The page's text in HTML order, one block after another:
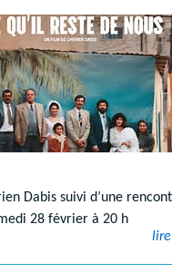
Dabis suivi d’une
28 février à 20 h